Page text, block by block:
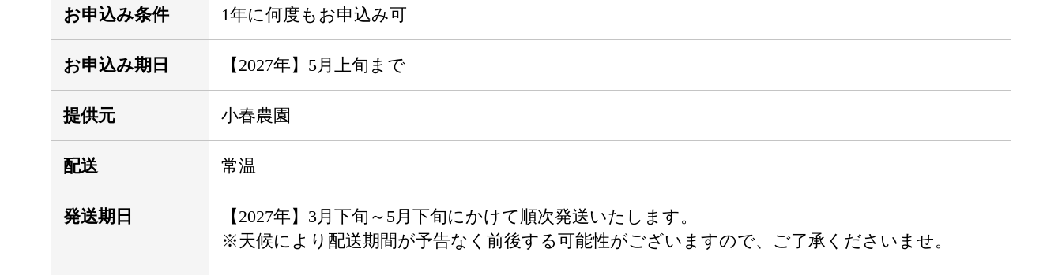
お申込み条件 1年に何度もお申込み可
お申込み期日 【2027年】5月上旬まで
提供元 小春農園
配送 常温
発送期日
【2027年】3月下旬～5月下旬にかけて順次発送いたします。
※天候により配送期間が予告なく前後する可能性がございますので、ご了承くださいませ。